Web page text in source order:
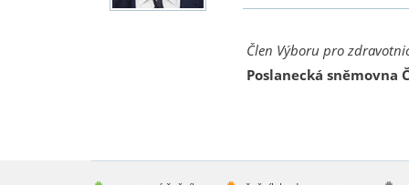
Člen Výboru pro
Poslanecká sněmovna